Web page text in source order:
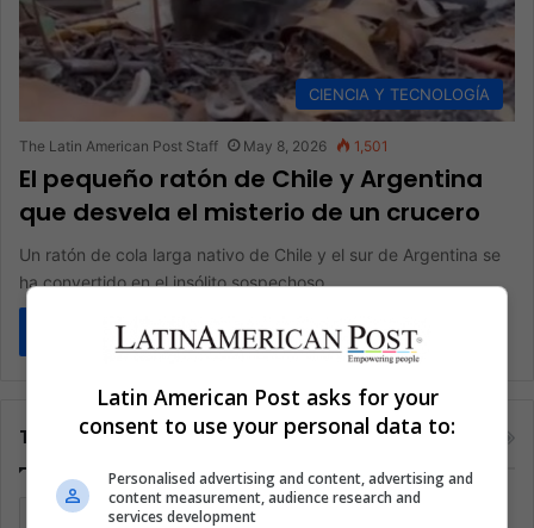
CIENCIA Y TECNOLOGÍA
The Latin American Post Staff May 8, 2026 1,501
El pequeño ratón de Chile y Argentina
que desvela el misterio de un crucero
Un ratón de cola larga nativo de Chile y el sur de Argentina se
ha convertido en el insólito sospechoso…
Read More »
Tags
Argentina Brasil Cine
Latin American Post asks for your
consent to use your personal data to:
Personalised advertising and content, advertising and
content measurement, audience research and
services development